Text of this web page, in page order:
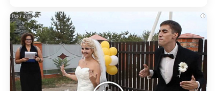
i